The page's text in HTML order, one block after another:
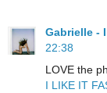
Gabrielle -
22:38
LOVE the
I LIKE IT